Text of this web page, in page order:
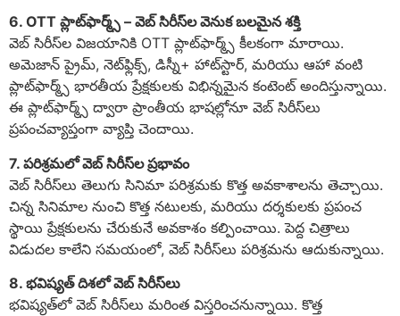
6. OTT ప్లాట్‌ఫార్మ్స్ – వెబ్ సిరీస్‌ల వెనుక బలమైన శక్తి
వెబ్ సిరీస్‌ల విజయానికి OTT ప్లాట్‌ఫార్మ్స్ కీలకంగా మారాయి.
అమెజాన్ ప్రైమ్, నెట్‌ఫ్లిక్స్, డిస్నీ+ హాట్‌స్టార్, మరియు ఆహా వంటి
ప్లాట్‌ఫార్మ్స్ భారతీయ ప్రేక్షకులకు విభిన్నమైన కంటెంట్ అందిస్తున్నాయి.
ఈ ప్లాట్‌ఫార్మ్స్ ద్వారా ప్రాంతీయ భాషల్లోనూ వెబ్ సిరీస్‌లు
ప్రపంచవ్యాప్తంగా వ్యాప్తి చెందాయి.
7. పరిశ్రమలో వెబ్ సిరీస్‌ల ప్రభావం
వెబ్ సిరీస్‌లు తెలుగు సినిమా పరిశ్రమకు కొత్త అవకాశాలను తెచ్చాయి.
చిన్న సినిమాల నుంచి కొత్త నటులకు, మరియు దర్శకులకు ప్రపంచ
స్థాయి ప్రేక్షకులను చేరుకునే అవకాశం కల్పించాయి. పెద్ద చిత్రాలు
విడుదల కాలేని సమయంలో, వెబ్ సిరీస్‌లు పరిశ్రమను ఆదుకున్నాయి.
8. భవిష్యత్ దిశలో వెబ్ సిరీస్‌లు
భవిష్యత్‌లో వెబ్ సిరీస్‌లు మరింత విస్తరించనున్నాయి. కొత్త